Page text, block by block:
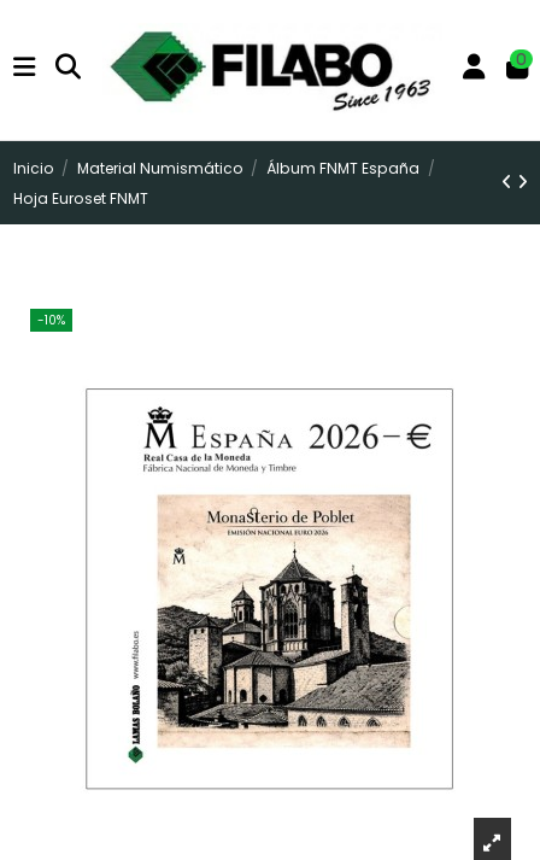
0
Inicio Material Numismático
Álbum FNMT España
Hoja Euroset FNMT
-10%